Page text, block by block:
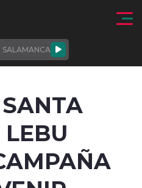
al contenido
SALAMANCA